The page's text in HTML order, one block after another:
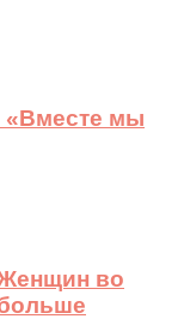
«Вместе мы
во